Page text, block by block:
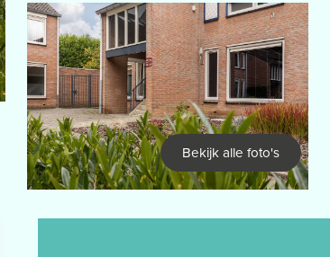
Bekijk alle foto's